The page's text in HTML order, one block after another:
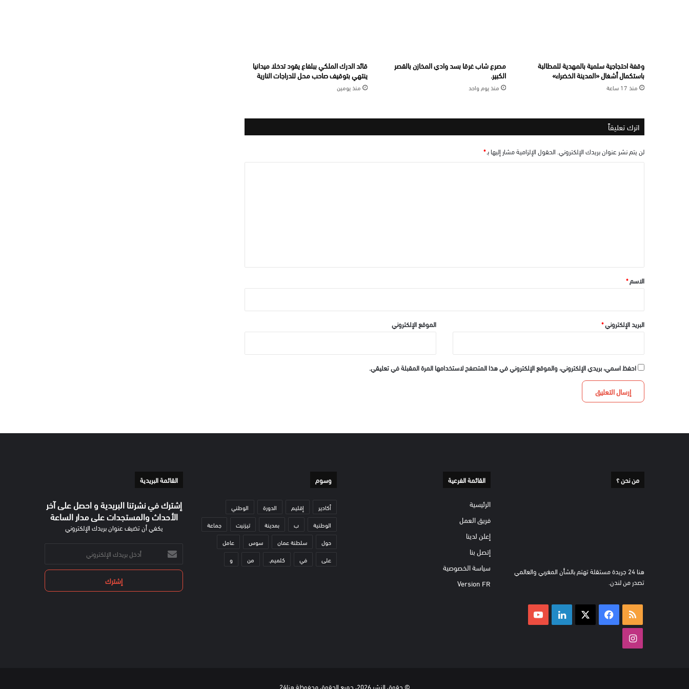
وقفة احتجاجية سلمية بالمهدية للمطالبة
باستكمال أشغال «المدينة الخضراء»
منذ 17 ساعة
مصرع شاب غرقا بسد وادي المخازن بالقصر
الكبير.
منذ يوم واحد
قائد الدرك الملكي ببلفاع يقود تدخلا ميدانيا
ينتهي بتوقيف صاحب محل للدراجات النارية
منذ يومين
اترك تعليقاً
لن يتم نشر عنوان بريدك الإلكتروني. الحقول الإلزامية مشار إليها بـ*
*الاسم*
البريد الإلكتروني* الموقع الإلكتروني
احفظ اسمي، بريدي الإلكتروني، والموقع الإلكتروني في هذا المتصفح لاستخدامها المرة المقبلة في تعليقي.
من نحن ؟
هنا 24 جريدة مستقلة تهتم بالشأن المغربي والعالمي
تصدر من لندن.
ملخص فيسبوك لينكدإن
القائمة الفرعية
الرئيسية
فريق العمل
إعلن لدينا
إتصل بنا
سياسة الخصوصية
Version FR
وسوم
أكادير إقليم الدورة
الوطني
الوطنية
ب بمدينة تيزنيت
جماعة
حول
سلطنة عمان سوس
عامل
على
في كلميم. من و
القائمة البريدية
إشترك في نشرتنا البريدية و احصل على آخر
الأحداث والمستجدات على مدار الساعة
يكفي أن تضيف عنوان بريدك الإلكتروني
أدخل
بريدك
الإلكتروني
© حقوق النشر 2026، جميع الحقوق محفوظة هنا24